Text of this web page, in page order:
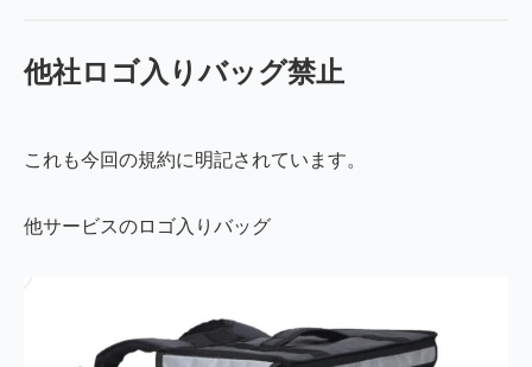
他社ロゴ入りバッグ禁止
これも今回の規約に明記されています。
他サービスのロゴ入りバッグ